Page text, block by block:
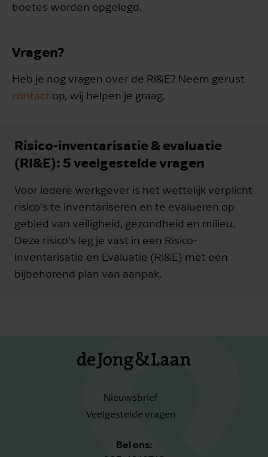
boetes worden opgelegd.
Vragen?
Heb je nog vragen over de RI&E? Neem gerust
contact op, wij helpen je graag.
Risico-inventarisatie & evaluatie
(RI&E): 5 veelgestelde vragen
Voor iedere werkgever is het wettelijk verplicht
risico’s te inventariseren en te evalueren op
gebied van veiligheid, gezondheid en milieu.
Deze risico’s leg je vast in een Risico-
Inventarisatie en Evaluatie (RI&E) met een
bijbehorend plan van aanpak.
Nieuwsbrief
Veelgestelde vragen
Bel ons: